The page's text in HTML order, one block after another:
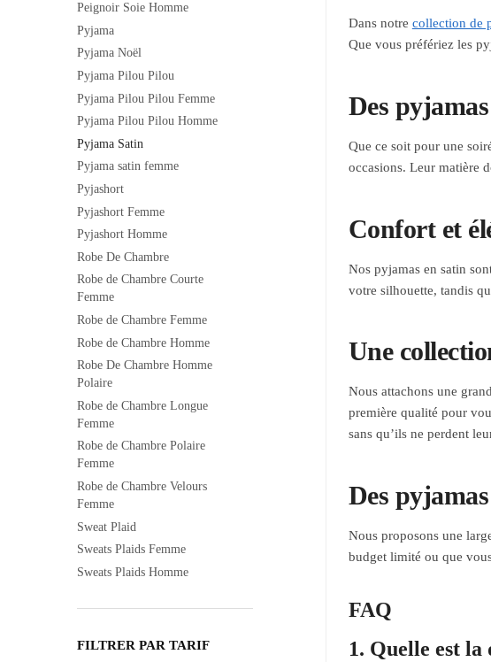
Dans notre collection de
Que vous préfériez les
Des
Que ce soit pour une
occasions. Leur matière
Confort et
Nos pyjamas en satin
votre silhouette, tandis
Une
Nous attachons une
première qualité pour
sans qu’ils ne perdent
Des
Nous proposons une
budget limité ou que
FAQ
1. Quelle est
Peignoir Soie Homme
Pyjama
Pyjama Noël
Pyjama Pilou Pilou
Pyjama Pilou Pilou Femme
Pyjama Pilou Pilou Homme
Pyjama Satin
Pyjama satin femme
Pyjashort
Pyjashort Femme
Pyjashort Homme
Robe De Chambre
Robe de Chambre Courte
Femme
Robe de Chambre Femme
Robe de Chambre Homme
Robe De Chambre Homme
Polaire
Robe de Chambre Longue
Femme
Robe de Chambre Polaire
Femme
Robe de Chambre Velours
Femme
Sweat Plaid
Sweats Plaids Femme
Sweats Plaids Homme
FILTRER PAR TARIF